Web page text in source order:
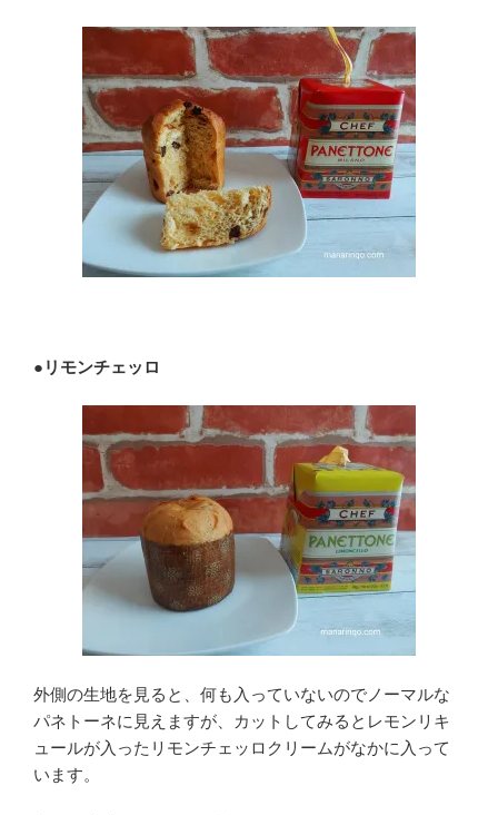
● リモンチェッロ
外側の生地を見ると、何も入っていないのでノーマルな
パネトーネに見えますが、カットしてみるとレモンリキ
ュールが入ったリモンチェッロクリームがなかに入って
います。